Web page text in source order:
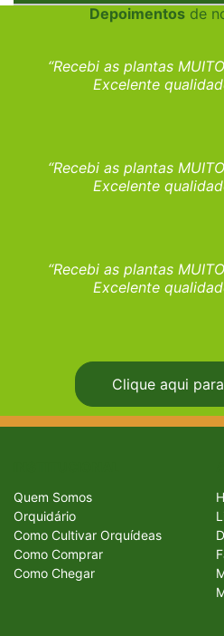
Depoimentosde
“Recebi as plantas
Excelente
“Recebi as plantas
Excelente
“Recebi as plantas
Excelente
Clique aqui
Quem Somos
Orquidário
Como Cultivar Orquídeas
Como Comprar
Como Chegar